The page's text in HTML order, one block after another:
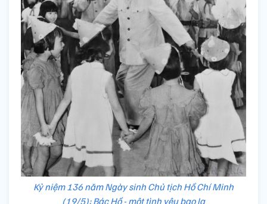
Kỷ niệm 136 năm Ngày sinh Chủ tịch Hồ Chí Minh
(19/5): Bác Hồ - một tình yêu bao la